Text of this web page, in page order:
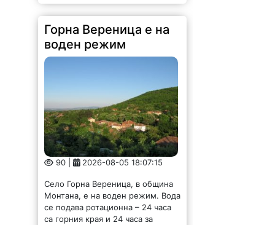
Горна Вереница е на
воден режим
90 | 2026-08-05 18:07:15
Село Горна Вереница, в община
Монтана, е на воден режим. Вода
се подава ротационна – 24 часа
са горния края и 24 часа за